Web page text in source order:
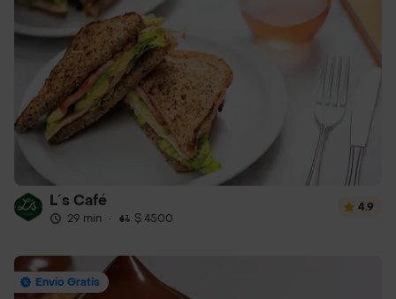
L´s Café
29 min · $ 4500
4.9
Envío Gratis